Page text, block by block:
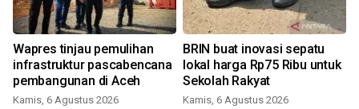
Wapres tinjau pemulihan
infrastruktur pascabencana
pembangunan di Aceh
Kamis, 6 Agustus 2026
BRIN buat inovasi sepatu
lokal harga Rp75 Ribu untuk
Sekolah Rakyat
Kamis, 6 Agustus 2026